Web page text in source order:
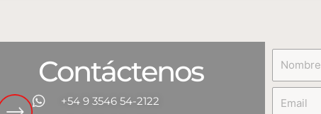
Contáctenos
+54 9 3546 54-2122
completo